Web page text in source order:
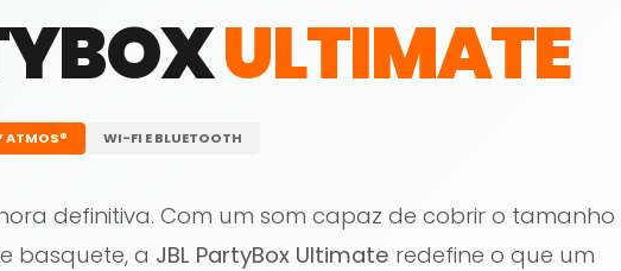
ULTIMATE
ATMOS® WI-FI E BLUETOOTH
definitiva. Com um som capaz de cobrir o tamanho
basquete, a JBL PartyBox Ultimate redefine o que um